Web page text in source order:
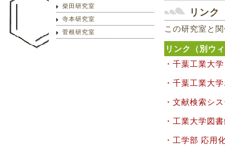
リンク
この研究室と
リンク（別ウ
・千葉工業大学
・千葉工業大
・文献検索シ
・工業大学図
・工学部 応用
柴田研究室
寺本研究室
菅根研究室